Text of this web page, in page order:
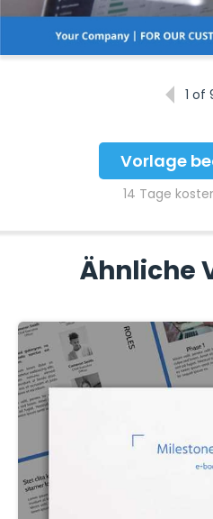
Vorlage
14 Tage
1 of
Ähnliche